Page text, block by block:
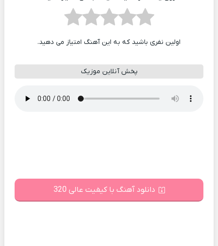
اولین نفری باشید که به این آهنگ امتیاز می دهید.
پخش آنلاین موزیک
دانلود آهنگ با کیفیت عالی 320